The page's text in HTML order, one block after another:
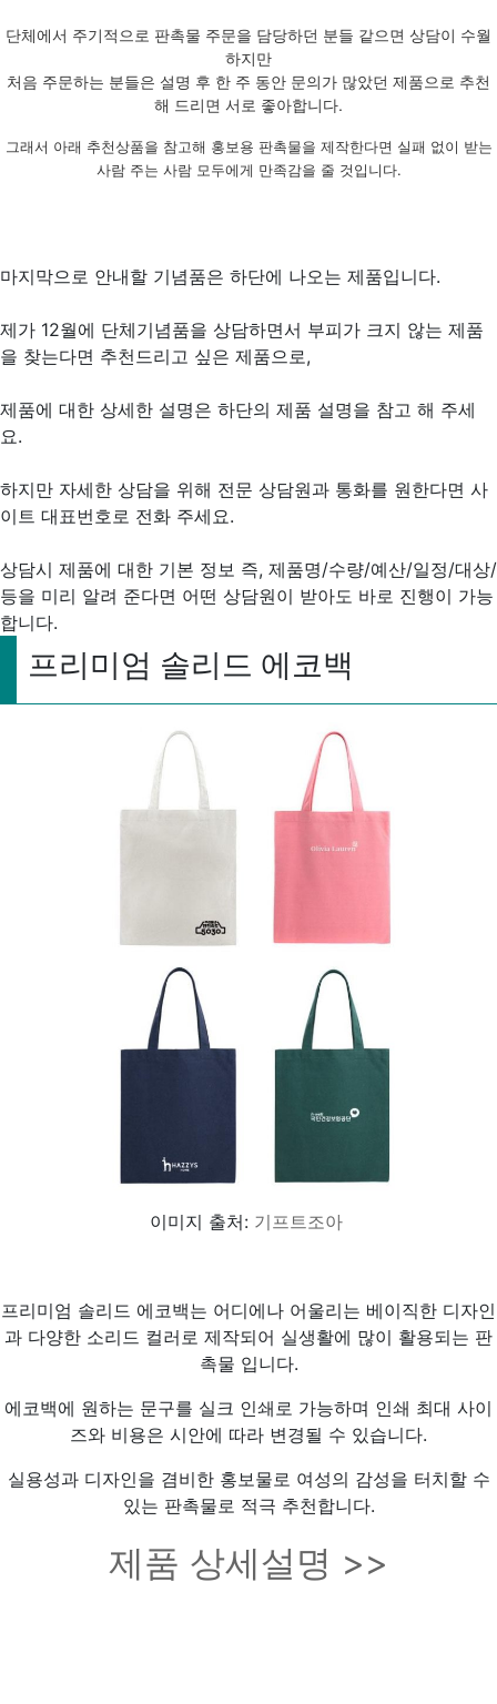
단체에서 주기적으로 판촉물 주문을 담당하던 분들 같으면 상담이 수월
하지만
처음 주문하는 분들은 설명 후 한 주 동안 문의가 많았던 제품으로 추천
해 드리면 서로 좋아합니다.
그래서 아래 추천상품을 참고해 홍보용 판촉물을 제작한다면 실패 없이 받는
사람 주는 사람 모두에게 만족감을 줄 것입니다.
마지막으로 안내할 기념품은 하단에 나오는 제품입니다.
제가 12월에 단체기념품을 상담하면서 부피가 크지 않는 제품
을 찾는다면 추천드리고 싶은 제품으로,
제품에 대한 상세한 설명은 하단의 제품 설명을 참고 해 주세
요.
하지만 자세한 상담을 위해 전문 상담원과 통화를 원한다면 사
이트 대표번호로 전화 주세요.
상담시 제품에 대한 기본 정보 즉, 제품명/수량/예산/일정/대상/
등을 미리 알려 준다면 어떤 상담원이 받아도 바로 진행이 가능
합니다.
프리미엄 솔리드 에코백
이미지 출처: 기프트조아
프리미엄 솔리드 에코백는 어디에나 어울리는 베이직한 디자인
과 다양한 소리드 컬러로 제작되어 실생활에 많이 활용되는 판
촉물 입니다.
에코백에 원하는 문구를 실크 인쇄로 가능하며 인쇄 최대 사이
즈와 비용은 시안에 따라 변경될 수 있습니다.
실용성과 디자인을 겸비한 홍보물로 여성의 감성을 터치할 수
있는 판촉물로 적극 추천합니다.
제품 상세설명 >>